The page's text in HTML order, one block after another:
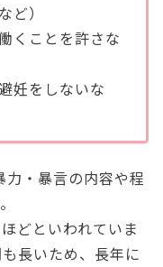
ど）
くことを許さな
妊をしないな
力・暴言の内容や程
どといわれていま
長いため、長年に